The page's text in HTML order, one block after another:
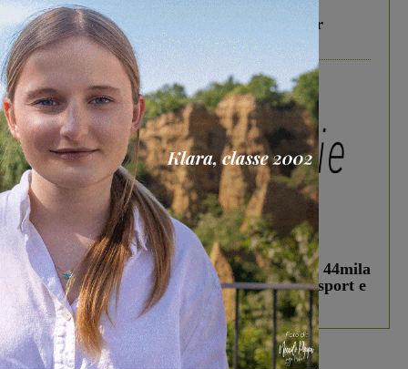
Gita di famiglia a Firenze: 5 idee per far
divertire i tuoi figli
In vetrina 3 Agosto 2026
Estra Notizie agosto: Smart Cities, oltre 44mila
studenti coinvolti, torna il bando per lo sport e
debutta il podcast Estrair